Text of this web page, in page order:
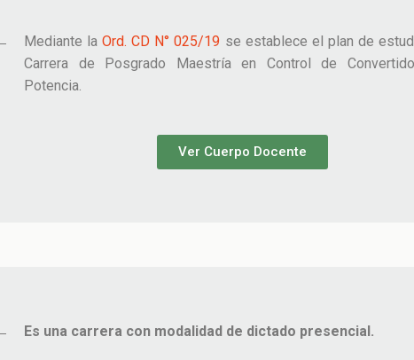
Mediante laOrd. CD N° 025/19 se establece el plan de
Carrera de Posgrado Maestría en Control de
Potencia.
Ver Cuerpo Docente
Es una carrera con modalidad de dictado presencial.